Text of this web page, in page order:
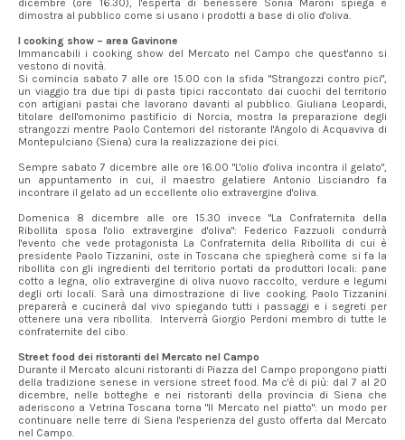
dicembre (ore 16.30), l'esperta di benessere Sonia Maroni spiega e
dimostra al pubblico come si usano i prodotti a base di olio d'oliva.
I cooking show – area Gavinone
Immancabili i cooking show del Mercato nel Campo che quest'anno si
vestono di novità.
Si comincia sabato 7 alle ore 15.00 con la sfida "Strangozzi contro pici",
un viaggio tra due tipi di pasta tipici raccontato dai cuochi del territorio
con artigiani pastai che lavorano davanti al pubblico. Giuliana Leopardi,
titolare dell'omonimo pastificio di Norcia, mostra la preparazione degli
strangozzi mentre Paolo Contemori del ristorante l'Angolo di Acquaviva di
Montepulciano (Siena) cura la realizzazione dei pici.
Sempre sabato 7 dicembre alle ore 16.00 "L'olio d'oliva incontra il gelato",
un appuntamento in cui, il maestro gelatiere Antonio Lisciandro fa
incontrare il gelato ad un eccellente olio extravergine d'oliva.
Domenica 8 dicembre alle ore 15.30 invece "La Confraternita della
Ribollita sposa l'olio extravergine d'oliva": Federico Fazzuoli condurrà
l'evento che vede protagonista La Confraternita della Ribollita di cui è
presidente Paolo Tizzanini, oste in Toscana che spiegherà come si fa la
ribollita con gli ingredienti del territorio portati da produttori locali: pane
cotto a legna, olio extravergine di oliva nuovo raccolto, verdure e legumi
degli orti locali. Sarà una dimostrazione di live cooking. Paolo Tizzanini
preparerà e cucinerà dal vivo spiegando tutti i passaggi e i segreti per
ottenere una vera ribollita. Interverrà Giorgio Perdoni membro di tutte le
confraternite del cibo.
Street food dei ristoranti del Mercato nel Campo
Durante il Mercato alcuni ristoranti di Piazza del Campo propongono piatti
della tradizione senese in versione street food. Ma c'è di più: dal 7 al 20
dicembre, nelle botteghe e nei ristoranti della provincia di Siena che
aderiscono a Vetrina Toscana torna "Il Mercato nel piatto": un modo per
continuare nelle terre di Siena l'esperienza del gusto offerta dal Mercato
nel Campo.